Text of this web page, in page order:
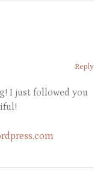
Reply
I just followed you